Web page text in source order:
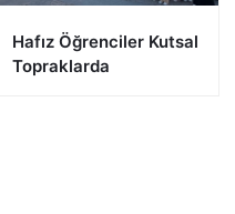
Hafız Öğrenciler Kutsal
Topraklarda